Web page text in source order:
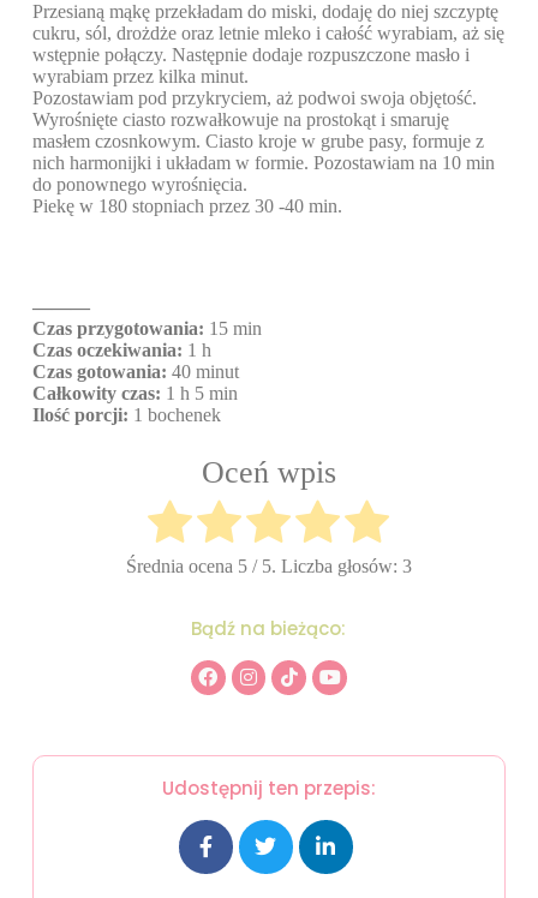
Przesianą mąkę przekładam do miski, dodaję do niej szczyptę
cukru, sól, drożdże oraz letnie mleko i całość wyrabiam, aż się
wstępnie połączy. Następnie dodaje rozpuszczone masło i
wyrabiam przez kilka minut.
Pozostawiam pod przykryciem, aż podwoi swoja objętość.
Wyrośnięte ciasto rozwałkowuje na prostokąt i smaruję
masłem czosnkowym. Ciasto kroje w grube pasy, formuje z
nich harmonijki i układam w formie. Pozostawiam na 10 min
do ponownego wyrośnięcia.
Piekę w 180 stopniach przez 30 -40 min.
———
Czas przygotowania: 15 min
Czas oczekiwania: 1 h
Czas gotowania: 40 minut
Całkowity czas: 1 h 5 min
Ilość porcji: 1 bochenek
Oceń wpis
Średnia ocena 5/ 5. Liczba głosów: 3
Bądź na bieżąco:
Udostępnij ten przepis: